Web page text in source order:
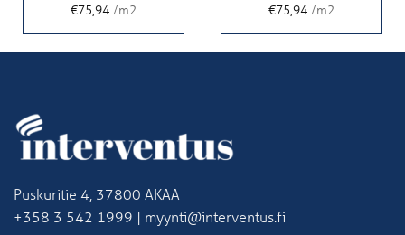
€75,94/m2 €75,94/m2
Puskuritie 4, 37800 AKAA
+358 3 542 1999 | myynti@interventus.fi